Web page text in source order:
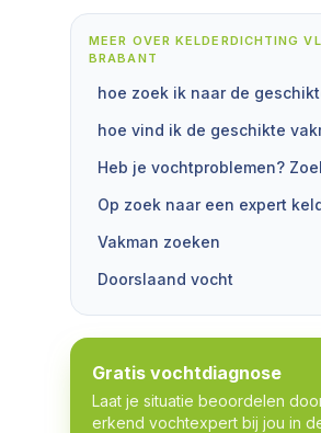
MEER OVER KELDERDICHTING
BRABANT
hoe vind ik de geschikte
Vakman zoeken
Doorslaand vocht
Gratis vochtdiagnose
Laat je situatie beoordelen
erkend vochtexpert bij jou in